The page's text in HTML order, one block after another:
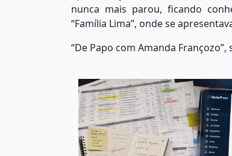
nunca mais parou, ficando
“Família Lima”, onde se
“De Papo com Amanda Françozo”,